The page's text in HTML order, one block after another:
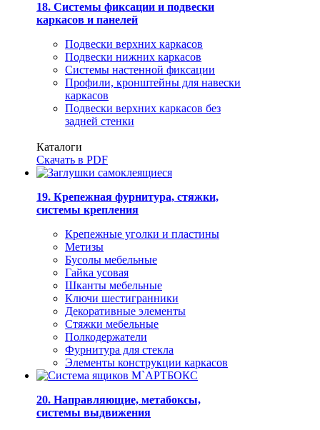
18. Системы фиксации и подвески
каркасов и панелей
Подвески верхних каркасов
Подвески нижних каркасов
Системы настенной фиксации
Профили, кронштейны для навески
каркасов
Подвески верхних каркасов без
задней стенки
Каталоги
Скачать в PDF
19. Крепежная фурнитура, стяжки,
системы крепления
Крепежные уголки и пластины
Метизы
Бусолы мебельные
Гайка усовая
Шканты мебельные
Ключи шестигранники
Декоративные элементы
Стяжки мебельные
Полкодержатели
Фурнитура для стекла
Элементы конструкции каркасов
20. Направляющие, метабоксы,
системы выдвижения